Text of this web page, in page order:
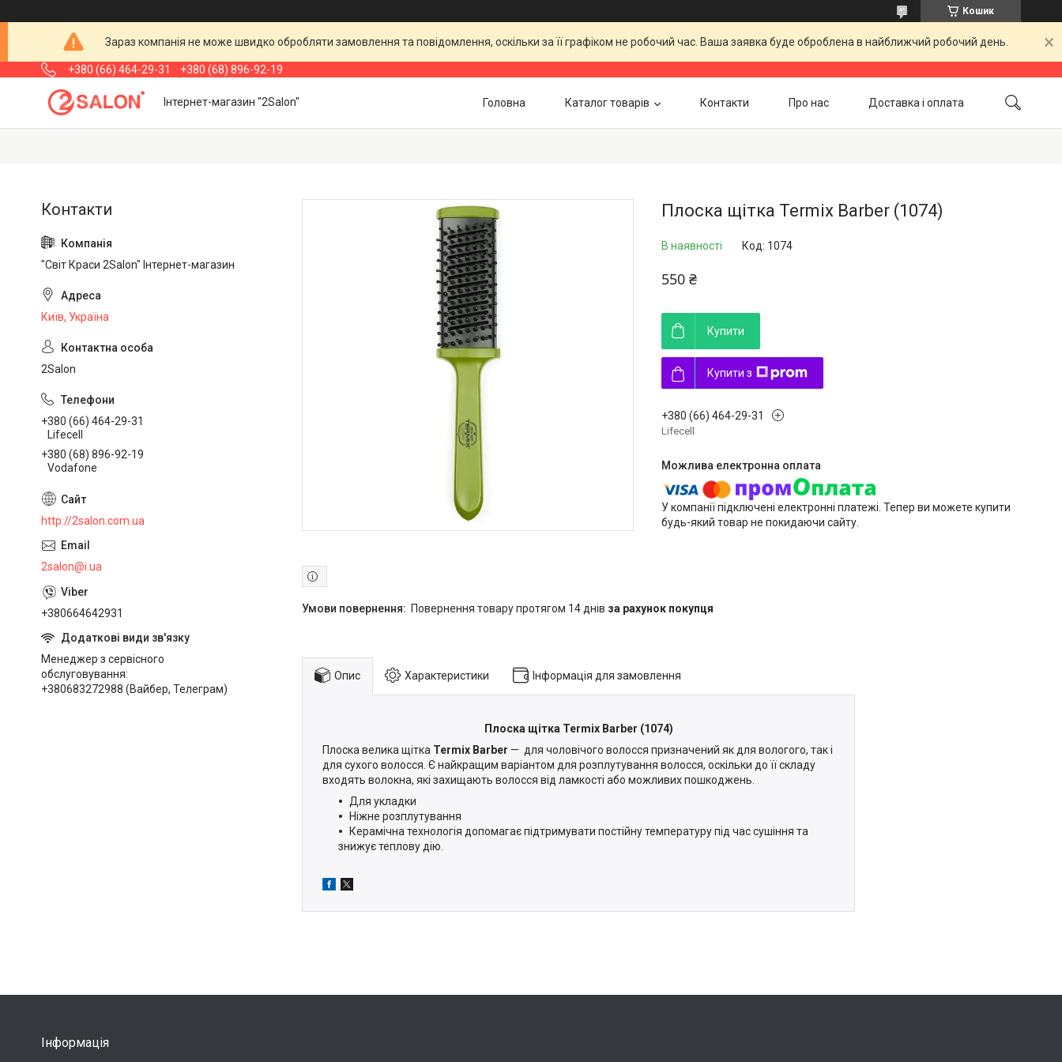
Кошик
Зараз компанія не може швидко обробляти замовлення та повідомлення, оскільки за її графіком не робочий час. Ваша заявка буде оброблена в найближчий робочий день.
+380 (66) 464-29-31 +380 (68) 896-92-19
Інтернет-магазин "2Salon" Головна Каталог товарів Контакти Про нас Доставка і оплата
Плоска щітка Termix Barber (1074)
В наявності Код: 1074
550 ₴
Купити
Купити з
+380 (66) 464-29-31
Lifecell
У компанії підключені електронні платежі. Тепер ви можете купити
будь-який товар не покидаючи сайту.
повернення товару протягом 14 днів за рахунок покупця
Опис Характеристики Інформація для замовлення
Плоска щітка Termix Barber (1074)
Плоска велика щітка Termix Barber — для чоловічого волосся призначений як для вологого, так і
для сухого волосся. Є найкращим варіантом для розплутування волосся, оскільки до її складу
входять волокна, які захищають волосся від ламкості або можливих пошкоджень.
Для укладки
Ніжне розплутування
Керамічна технологія допомагає підтримувати постійну температуру під час сушіння та
знижує теплову дію.
"Світ Краси 2Salon" Інтернет-магазин
Київ, Україна
2Salon
+380 (66) 464-29-31
Lifecell
+380 (68) 896-92-19
Vodafone
http://2salon.com.ua
2salon@i.ua
+380664642931
Менеджер з сервісного
обслуговування
+380683272988 (Вайбер, Телеграм)
Інформація